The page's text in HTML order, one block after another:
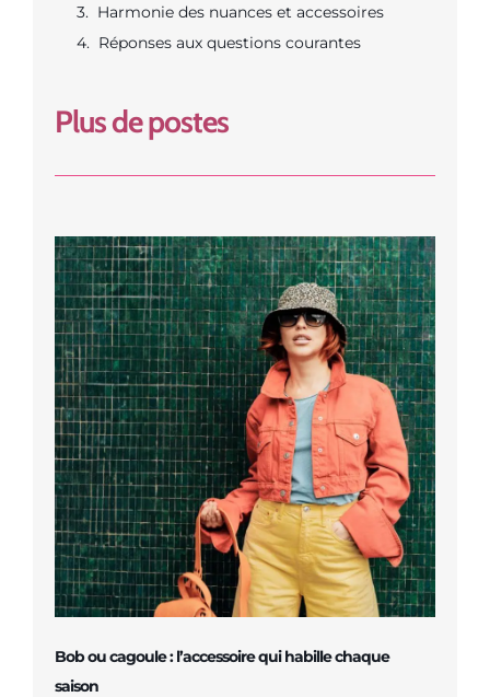
Harmonie des nuances et accessoires
Réponses aux questions courantes
Plus de postes
Bob ou cagoule : l’accessoire qui habille chaque
saison